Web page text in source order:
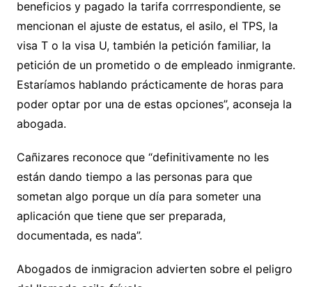
beneficios y pagado la tarifa corrrespondiente, se
mencionan el ajuste de estatus, el asilo, el TPS, la
visa T o la visa U, también la petición familiar, la
petición de un prometido o de empleado inmigrante.
Estaríamos hablando prácticamente de horas para
poder optar por una de estas opciones”, aconseja la
abogada.
Cañizares reconoce que “definitivamente no les
están dando tiempo a las personas para que
sometan algo porque un día para someter una
aplicación que tiene que ser preparada,
documentada, es nada”.
Abogados de inmigracion advierten sobre el peligro